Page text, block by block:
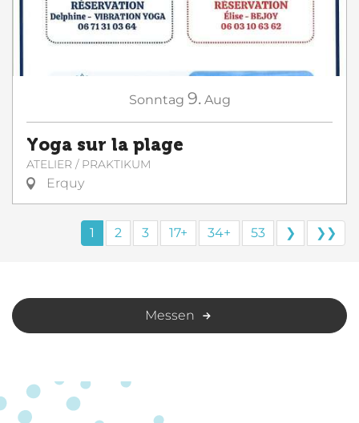
Sonntag 9. Aug
Yoga sur la plage
ATELIER / PRAKTIKUM
Erquy
1 2 3 17+ 34+ 53 ❯ ❯❯
Messen